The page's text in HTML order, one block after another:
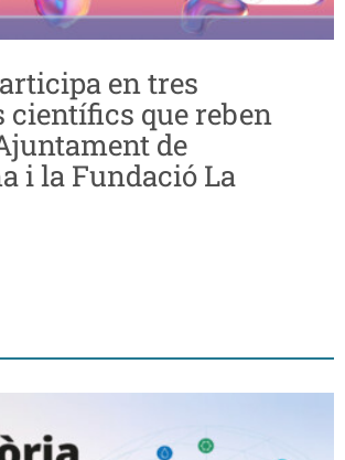
en tres
científics que reben
de
i la Fundació La